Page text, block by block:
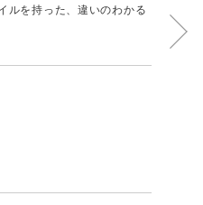
ルを持った、違いのわかる